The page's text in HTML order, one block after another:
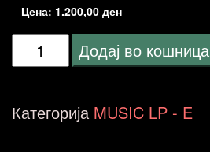
Цена: 1.200,00 ден
Evans,
-
Додај во кошница
Категорија MUSIC LP - E